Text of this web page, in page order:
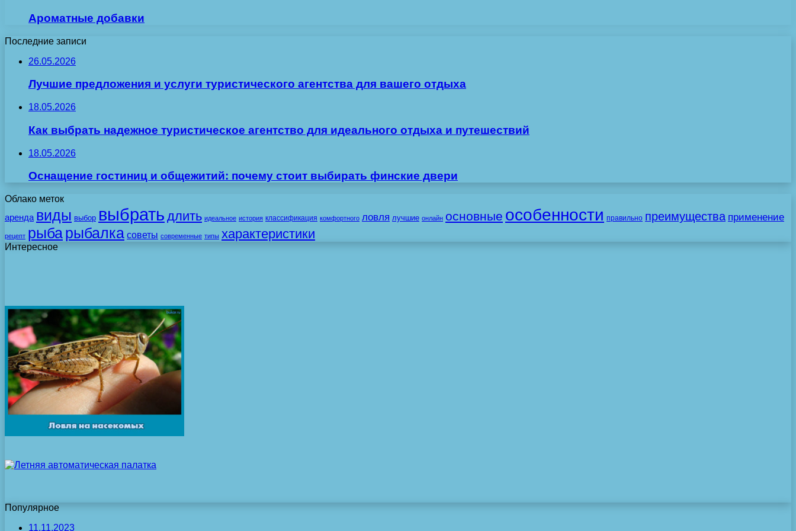
Ароматные добавки
Последние записи
26.05.2026
Лучшие предложения и услуги туристического агентства для вашего отдыха
18.05.2026
Как выбрать надежное туристическое агентство для идеального отдыха и путешествий
18.05.2026
Оснащение гостиниц и общежитий: почему стоит выбирать финские двери
Облако меток
аренда виды выбор выбрать длить идеальное история классификация комфортного ловля лучшие онлайн основные особенности правильно преимущества применение
рецепт рыбарыбалка советы современные типы характеристики
Интересное
Популярное
11.11.2023